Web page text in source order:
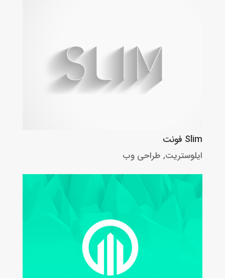
Slim فونت
ایلوستریت, طراحی وب